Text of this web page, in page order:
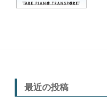
最近の投稿